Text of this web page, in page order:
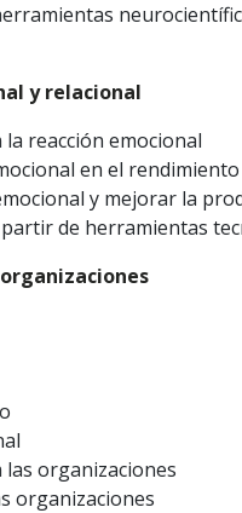
y relacional
reacción emocional
en el rendimiento
y mejorar la
de herramientas
las organizaciones
organizaciones